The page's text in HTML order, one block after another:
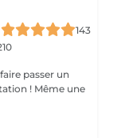
143
passer un
! Même une